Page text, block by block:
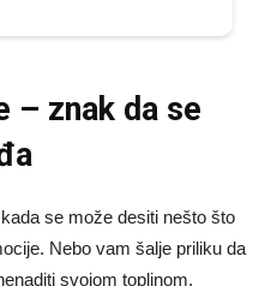
– znak da se
se može desiti nešto što
Nebo vam šalje priliku da
svojom toplinom,